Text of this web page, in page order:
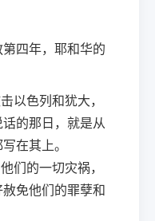
四年，耶和华的
以色列和犹大，
的那日，就是从
在其上。
们的一切灾祸，
免他们的罪孽和